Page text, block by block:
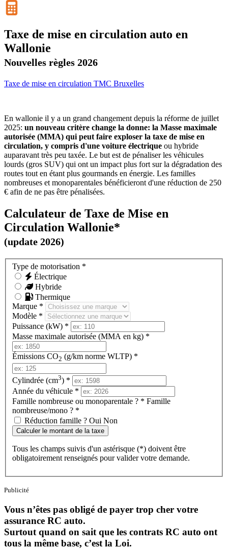
Taxe de mise en circulation auto en
Wallonie
Nouvelles règles 2026
Taxe de mise en circulation TMC Bruxelles
En wallonie il y a un grand changement depuis la réforme de juillet
2025: un nouveau critère change la donne: la Masse maximale
autorisée (MMA) qui peut faire exploser la taxe de mise en
circulation, y compris d'une voiture électrique ou hybride
auparavant très peu taxée. Le but est de pénaliser les véhicules
lourds (gros SUV) qui ont un impact plus fort sur la dégradation des
routes tout en étant plus gourmands en énergie. Les familles
nombreuses et monoparentales bénéficieront d'une réduction de 250
€ afin de ne pas être pénalisées.
Calculateur de Taxe de Mise en
Circulation Wallonie*
(update 2026)
Type de motorisation *
Électrique
Hybride
Thermique
Marque *
Modèle *
Puissance (kW) *
Masse maximale autorisée (MMA en kg) *
Émissions CO2 (g/km norme WLTP) *
Cylindrée (cm3) *
Année du véhicule *
Famille nombreuse ou monoparentale ? * Famille
nombreuse/mono ? *
Réduction famille ? Oui Non
Calculer le montant de la taxe
Tous les champs suivis d'un astérisque (*) doivent être
obligatoirement renseignés pour valider votre demande.
Publicité
Vous n’êtes pas obligé de payer trop cher votre
assurance RC auto.
Surtout quand on sait que les contrats RC auto ont
tous la même base, c’est la Loi.